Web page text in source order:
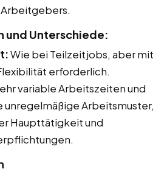
und Unterschiede:
Wie bei Teilzeitjobs, aber mit
erforderlich.
variable Arbeitszeiten und
unregelmäßige Arbeitsmuster,
Haupttätigkeit und